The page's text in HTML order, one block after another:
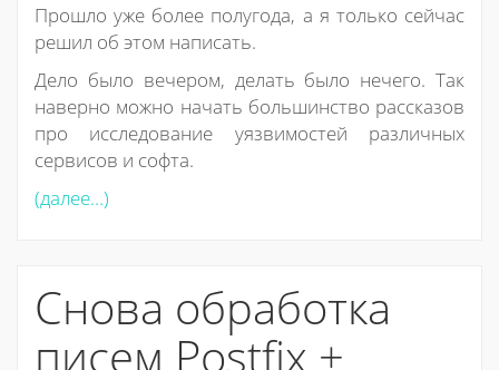
Прошло уже более полугода, а я только сейчас
решил об этом написать.
Дело было вечером, делать было нечего. Так
наверно можно начать большинство рассказов
про исследование уязвимостей различных
сервисов и софта.
(далее…)
Снова обработка
писем Postfix +